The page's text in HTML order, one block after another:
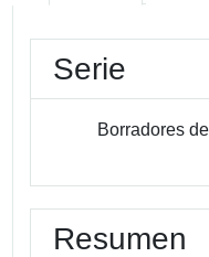
Serie
Borradores
Resumen